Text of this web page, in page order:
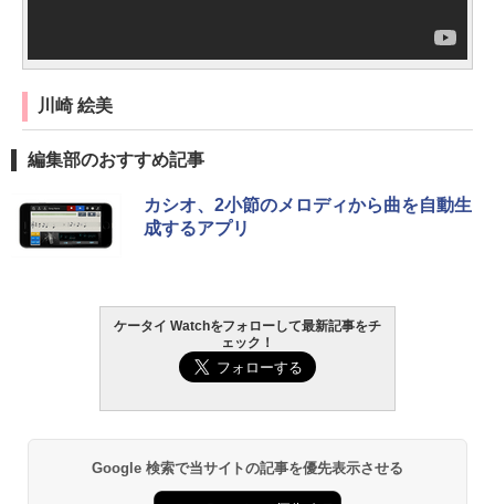
川崎 絵美
編集部のおすすめ記事
カシオ、2小節のメロディから曲を自動生
成するアプリ
ケータイ Watchをフォローして最新記事をチ
ェック！
Google 検索で当サイトの記事を優先表示させる